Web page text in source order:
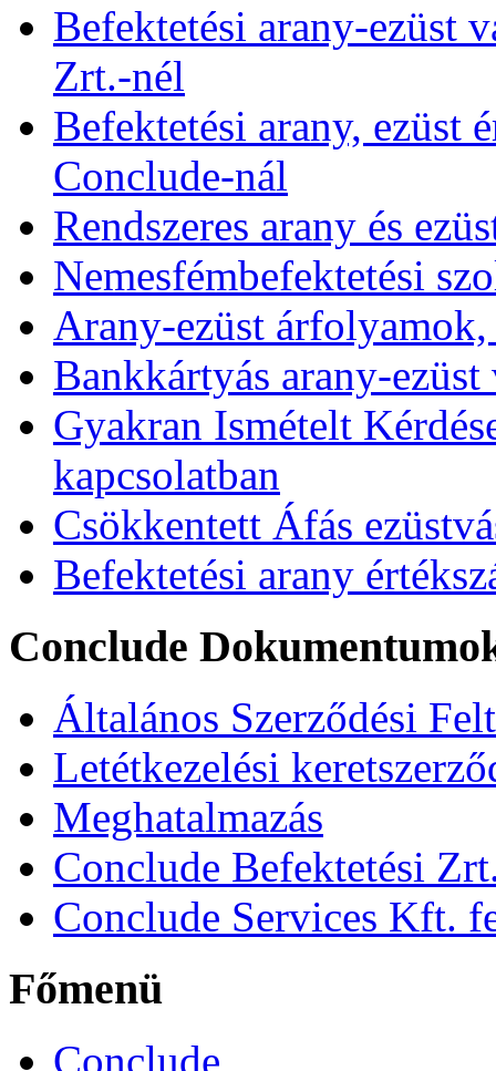
Befektetési arany-ezüst
Zrt.-nél
Befektetési arany, ezüst
Conclude-nál
Rendszeres arany és
Nemesfémbefektetési
Arany-ezüst
Bankkártyás arany-
Gyakran Ismételt
kapcsolatban
Csökkentett Áfás
Befektetési arany
Conclude
Általános Szerződési
Letétkezelési
Meghatalmazás
Conclude Befektetési
Conclude Services Kft.
Főmenü
Conclude